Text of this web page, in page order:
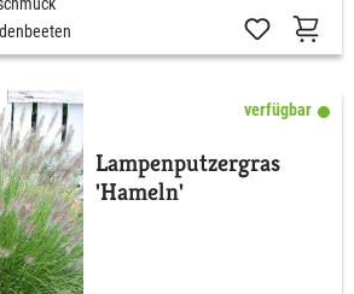
verfügbar
Lampenputzergras
'Hameln'